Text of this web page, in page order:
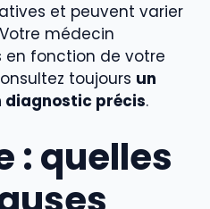
et peuvent varier
médecin
en fonction de votre
toujours un
diagnostic précis.
: quelles